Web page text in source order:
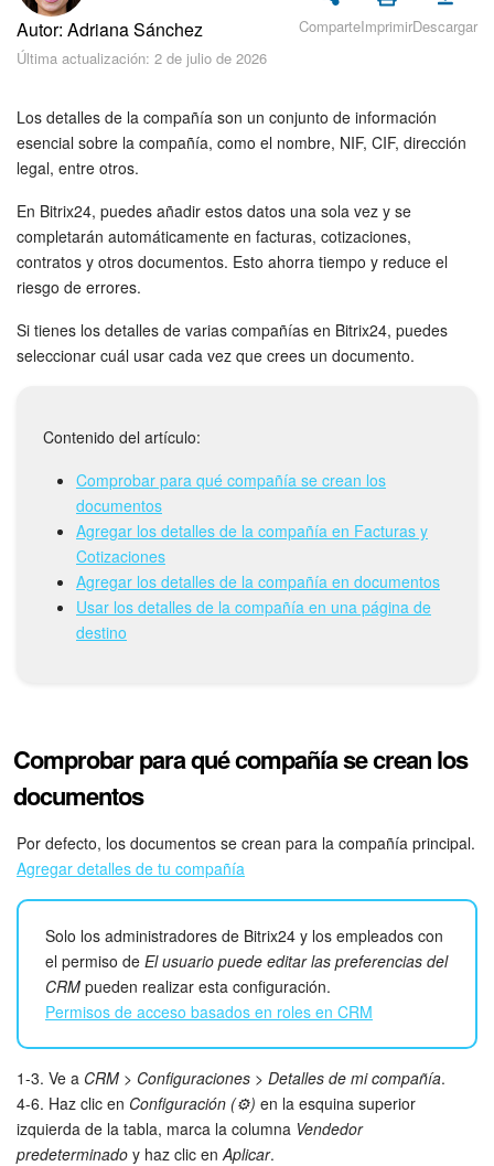
Seguridad
Planes y pagos
Cómo empezar
Feed
Messenger
Collabs
Calendario
Webmail
Grupos de trabajo
Tareas
Proyectos con IA
Reserva
Sales center
CRM Analytics
BI Builder
Sitios web
Tienda Online
Autor: Adriana Sánchez
Última actualización: 2 de julio de 2026
ComparteImprimirDescargar
Los detalles de la compañía son un conjunto de información
esencial sobre la compañía, como el nombre, NIF, CIF, dirección
legal, entre otros.
En Bitrix24, puedes añadir estos datos una sola vez y se
completarán automáticamente en facturas, cotizaciones,
contratos y otros documentos. Esto ahorra tiempo y reduce el
riesgo de errores.
Si tienes los detalles de varias compañías en Bitrix24, puedes
seleccionar cuál usar cada vez que crees un documento.
Contenido del artículo:
Comprobar para qué compañía se crean los
documentos
Agregar los detalles de la compañía en Facturas y
Cotizaciones
Agregar los detalles de la compañía en documentos
Usar los detalles de la compañía en una página de
destino
Comprobar para qué compañía se crean los
documentos
Por defecto, los documentos se crean para la compañía principal.
Agregar detalles de tu compañía
Solo los administradores de Bitrix24 y los empleados con
el permiso de El usuario puede editar las preferencias del
CRM pueden realizar esta configuración.
Permisos de acceso basados en roles en CRM
1-3. Ve a CRM > Configuraciones > Detalles de mi compañía.
4-6. Haz clic en Configuración (⚙️) en la esquina superior
izquierda de la tabla, marca la columna Vendedor
predeterminado y haz clic en Aplicar.